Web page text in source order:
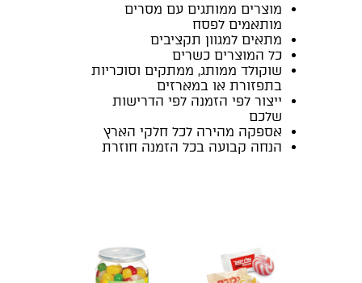
מוצרים ממותגים עם מסרים
מותאמים לפסח
מתאים למגוון תקציבים
כל המוצרים כשרים
שוקולד ממותג, ממתקים וסוכריות
בתפזורת או במארזים
ייצור לפי הזמנה לפי הדרישות
שלכם
אספקה מהירה לכל חלקי הארץ
הנחה קבועה בכל הזמנה חוזרת